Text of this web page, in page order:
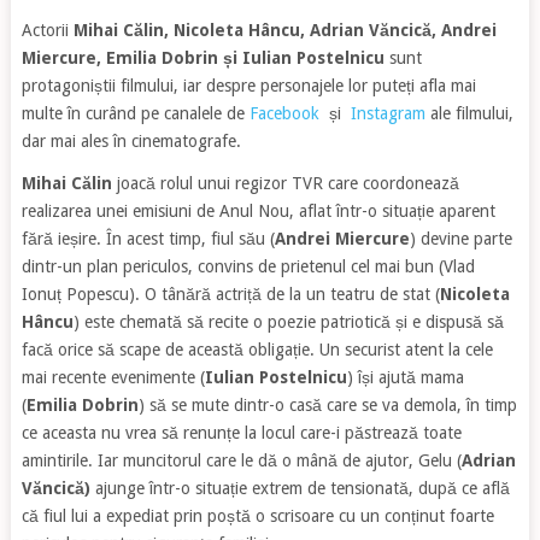
Actorii Mihai Călin, Nicoleta Hâncu, Adrian Văncică, Andrei
Miercure, Emilia Dobrin și Iulian Postelnicu sunt
protagoniștii filmului, iar despre personajele lor puteți afla mai
multe în curând pe canalele de Facebookși Instagram ale filmului,
dar mai ales în cinematografe.
Mihai Călin joacă rolul unui regizor TVR care coordonează
realizarea unei emisiuni de Anul Nou, aflat într-o situație aparent
fără ieșire. În acest timp, fiul său (Andrei Miercure) devine parte
dintr-un plan periculos, convins de prietenul cel mai bun (Vlad
Ionuț Popescu). O tânără actriță de la un teatru de stat (Nicoleta
Hâncu) este chemată să recite o poezie patriotică și e dispusă să
facă orice să scape de această obligație. Un securist atent la cele
mai recente evenimente (Iulian Postelnicu) își ajută mama
(Emilia Dobrin) să se mute dintr-o casă care se va demola, în timp
ce aceasta nu vrea să renunțe la locul care-i păstrează toate
amintirile. Iar muncitorul care le dă o mână de ajutor, Gelu (Adrian
Văncică) ajunge într-o situație extrem de tensionată, după ce află
că fiul lui a expediat prin poștă o scrisoare cu un conținut foarte